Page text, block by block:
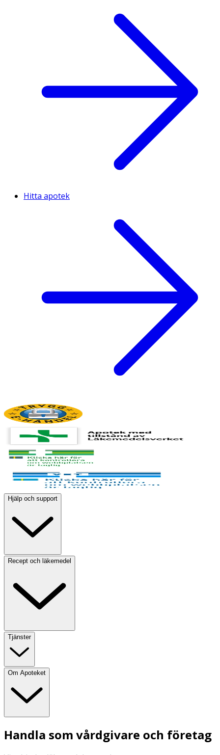
Hitta apotek
Hjälp och support
Recept och läkemedel
Tjänster
Om Apoteket
Handla som vårdgivare och företag